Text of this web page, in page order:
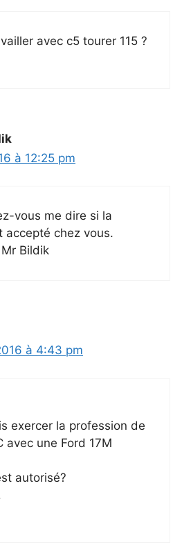
avec c5 tourer 115 ?
à 12:25 pm
vous me dire si la
accepté chez vous.
Bildik
à 4:43 pm
exercer la profession de
avec une Ford 17M
autorisé?